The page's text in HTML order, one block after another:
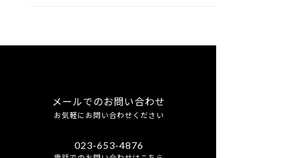
メールでのお問い合わせ
お気軽にお問い合わせください
023-653-4876